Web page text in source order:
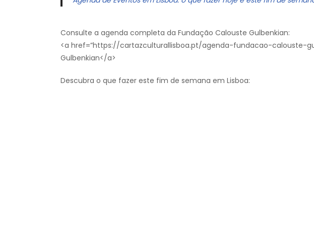
Consulte a agenda completa da Fundação Calouste Gulbenkian:
<a href=”https://cartazculturallisboa.pt/agenda-fundacao-calouste-
Gulbenkian</a>
Descubra o que fazer este fim de semana em Lisboa: